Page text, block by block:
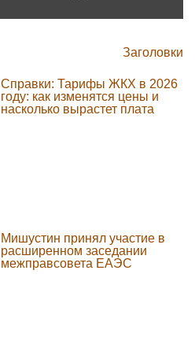
Заголовки
Справки: Тарифы ЖКХ в 2026
году: как изменятся цены и
насколько вырастет плата
Мишустин принял участие в
расширенном заседании
межправсовета ЕАЭС